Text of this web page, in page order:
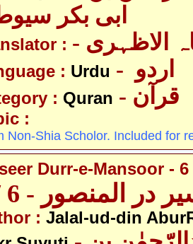
ابی بکر
: الاظہری
: Urdu
: Quran - قرآن
:
Non-Shia Scholor. Included for
Durr-e-Mansoor -
در المنصور - 6 / 6
: Jalal-ud-din